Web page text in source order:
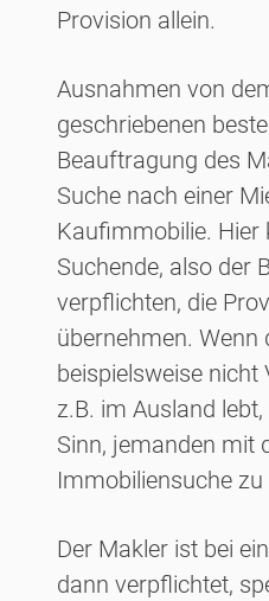
Provision allein.
Ausnahmen von
geschriebenen
Beauftragung des
Suche nach einer
Kaufimmobilie. Hier
Suchende, also der
verpflichten, die
übernehmen. Wenn
beispielsweise nicht
z.B. im Ausland
Sinn, jemanden mit
Immobiliensuche
Der Makler ist bei
dann verpflichtet,